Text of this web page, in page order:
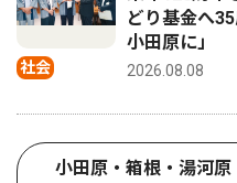
社会
どり基金へ
小田原に」
2026.08.08
小田原・箱根・湯河